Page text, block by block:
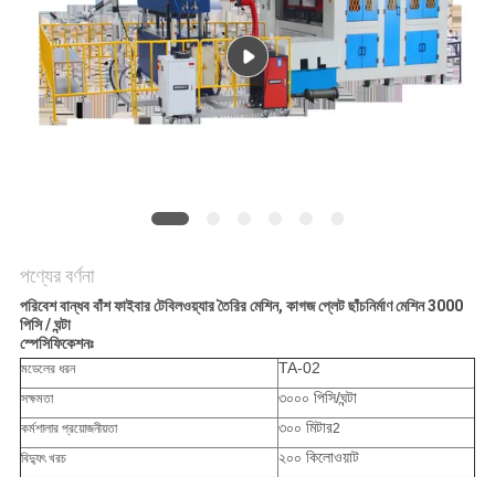
ম্যাপ
PRIVACY
পণ্যের বর্ণনা
পরিবেশ বান্ধব বাঁশ ফাইবার টেবিলওয়্যার তৈরির মেশিন, কাগজ প্লেট ছাঁচনির্মাণ মেশিন 3000
পিসি / ঘন্টা
স্পেসিফিকেশনঃ
মডেলের ধরন TA-02
সক্ষমতা ৩০০০ পিসি/ঘন্টা
কর্মশালার প্রয়োজনীয়তা ৩০০ মিটার2
বিদ্যুৎ খরচ ২০০ কিলোওয়াট